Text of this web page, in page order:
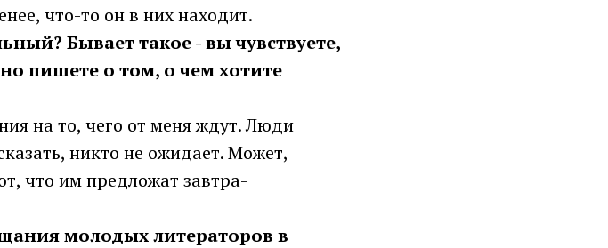
что-то он в них находит.
Бывает такое - вы чувствуете,
пишете о том, о чем хотите
на то, чего от меня ждут. Люди
никто не ожидает. Может,
что им предложат завтра-
молодых литераторов в